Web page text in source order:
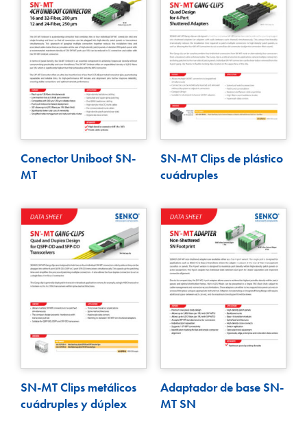
Conector Uniboot SN-
MT
SN-MT Clips de plástico
cuádruples
SN-MT Clips metálicos
cuádruples y dúplex
Adaptador de base SN-
MT SN